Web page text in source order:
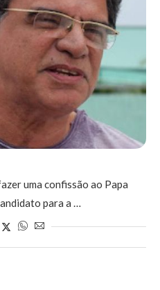
uma confissão ao Papa
para a …